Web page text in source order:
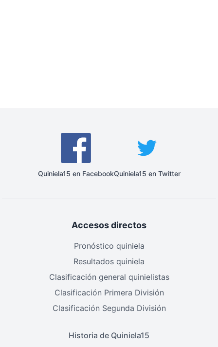
Quiniela15 en FacebookQuiniela15 en Twitter
Accesos directos
Pronóstico quiniela
Resultados quiniela
Clasificación general quinielistas
Clasificación Primera División
Clasificación Segunda División
Historia de Quiniela15